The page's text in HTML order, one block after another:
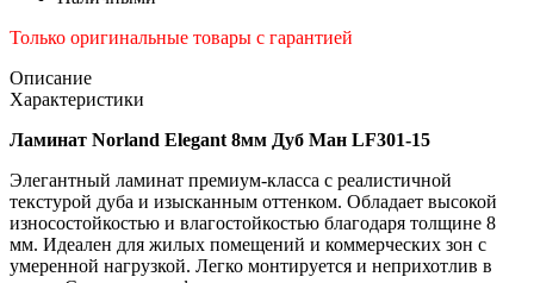
Только оригинальные товары с гарантией
Описание
Характеристики
Ламинат Norland Elegant 8мм Дуб Ман LF301-15
Элегантный ламинат премиум-класса с реалистичной
текстурой дуба и изысканным оттенком. Обладает высокой
износостойкостью и влагостойкостью благодаря толщине 8
мм. Идеален для жилых помещений и коммерческих зон с
умеренной нагрузкой. Легко монтируется и неприхотлив в